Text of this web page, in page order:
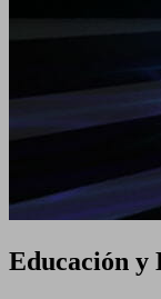
Educación y